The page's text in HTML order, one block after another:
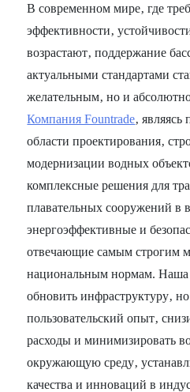
В современном мире‚ где
эффективности‚
возрастают‚ поддержание
актуальными стандартами
желательным‚ но и
Компания Fountrade‚
области проектирования‚
модернизации водных
комплексные решения для
плавательных сооружений в
энергоэффективные и
отвечающие самым строгим
национальным нормам. Наша
обновить инфраструктуру‚
пользовательский опыт‚
расходы и минимизировать
окружающую среду‚
качества и инноваций в